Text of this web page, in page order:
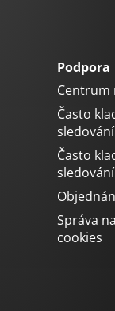
Podpora
Centrum
Často
Často
Správa
cookies